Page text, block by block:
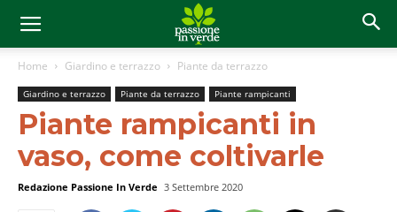
Home Giardino e terrazzo Piante da terrazzo
Giardino e terrazzo Piante da terrazzo Piante rampicanti
Piante rampicanti in
vaso, come coltivarle
Redazione Passione In Verde 3 Settembre 2020